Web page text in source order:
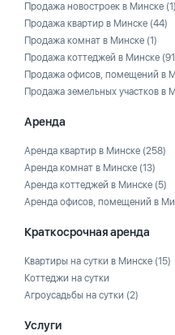
Продажа новостроек в Минске (1)
Продажа квартир в Минске (44)
Продажа комнат в Минске (1)
Продажа коттеджей в Минске
Продажа офисов, помещений в
Продажа земельных участков в
Аренда
Аренда квартир в Минске (258)
Аренда комнат в Минске (13)
Аренда коттеджей в Минске (5)
Аренда офисов, помещений в
Краткосрочная аренда
Квартиры на сутки в Минске (15)
Коттеджи на сутки
Агроусадьбы на сутки (2)
Услуги